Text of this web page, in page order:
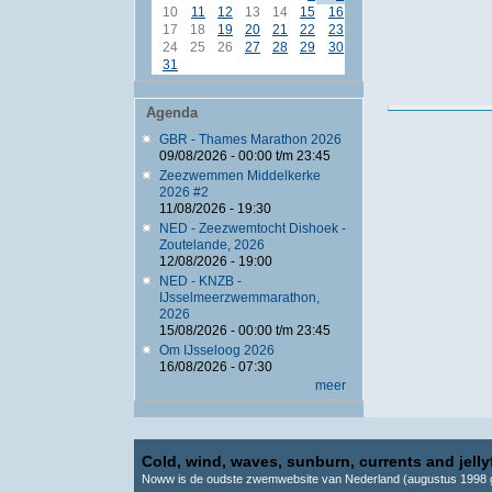
10
11 12 13 14 15
16
17
18 19 20 21 22
23
24
25 26 27 28 29
30
31
Agenda
GBR - Thames Marathon 2026
09/08/2026 - 00:00t/m 23:45
Zeezwemmen Middelkerke
2026 #2
11/08/2026 - 19:30
NED - Zeezwemtocht Dishoek -
Zoutelande, 2026
12/08/2026 - 19:00
NED - KNZB -
IJsselmeerzwemmarathon,
2026
15/08/2026 - 00:00t/m 23:45
Om IJsseloog 2026
16/08/2026 - 07:30
meer
Cold, wind, waves, sunburn, currents and
Noww is de oudste zwemwebsite van Nederland (augustus 1998